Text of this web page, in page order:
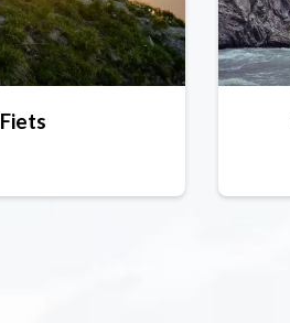
Fiets